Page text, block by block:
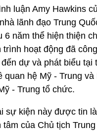
luận Amy Hawkins
lãnh đạo Trung
6 năm thể hiện thiện
trình hoạt động đã
dự và phát biểu tại
quan hệ Mỹ - Trung và
- Trung tổ chức.
sự kiện này được tin
tâm của Chủ tịch